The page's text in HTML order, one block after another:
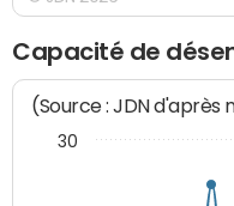
Capacité de
(Source : JDN d'après
30